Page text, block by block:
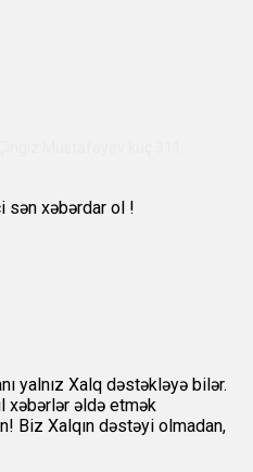
sən xəbərdar ol !
yalnız Xalq dəstəkləyə bilər.
xəbərlər əldə etmək
Biz Xalqın dəstəyi olmadan,